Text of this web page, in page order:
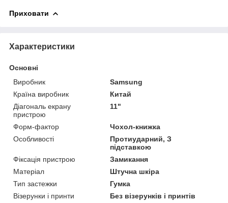
Приховати
Характеристики
Основні
Виробник
Samsung
Країна виробник
Китай
Діагональ екрану
пристрою
11"
Форм-фактор
Чохол-книжка
Особливості
Протиударний, З
підставкою
Фіксація пристрою
Замикання
Матеріал
Штучна шкіра
Тип застежки
Гумка
Візерунки і принти
Без візерунків і принтів